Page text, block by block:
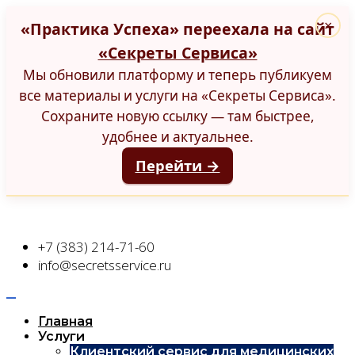
«Практика Успеха» переехала на сайт
«Секреты Сервиса»
Мы обновили платформу и теперь публикуем
все материалы и услуги на «Секреты Сервиса».
Сохраните новую ссылку — там быстрее,
удобнее и актуальнее.
Перейти →
×
+7 (383) 214-71-60
info@secretsservice.ru
Главная
Услуги
Клиентский сервис для медицинских